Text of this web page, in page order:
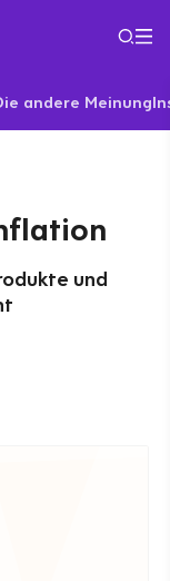
andere Meinung
und